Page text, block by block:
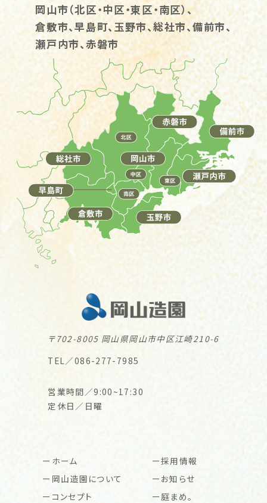
岡山市（北区・中区・東区・南区）、
倉敷市、早島町、玉野市、総社市、備前市、
瀬戸内市、赤磐市
〒702-8005 岡山県岡山市中区江崎210-6
TEL／086-277-7985
営業時間／9:00~17:30
定休日／日曜
ホーム
岡山造園について
コンセプト
採用情報
お知らせ
庭まめ。